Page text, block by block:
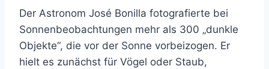
Der Astronom José Bonilla fotografierte bei
Sonnenbeobachtungen mehr als 300 „dunkle
Objekte“, die vor der Sonne vorbeizogen. Er
hielt es zunächst für Vögel oder Staub,